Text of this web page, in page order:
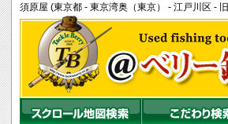
須原屋 (東京都 - 東京湾奥（東京） - 江戸川区 -